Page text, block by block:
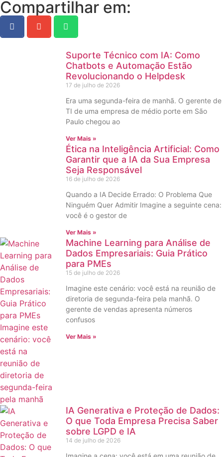
Compartilhar em:
Suporte Técnico com IA: Como
Chatbots e Automação Estão
Revolucionando o Helpdesk
17 de julho de 2026
Era uma segunda-feira de manhã. O gerente de
TI de uma empresa de médio porte em São
Paulo chegou ao
Ver Mais »
Ética na Inteligência Artificial: Como
Garantir que a IA da Sua Empresa
Seja Responsável
16 de julho de 2026
Quando a IA Decide Errado: O Problema Que
Ninguém Quer Admitir Imagine a seguinte cena:
você é o gestor de
Ver Mais »
Machine Learning para Análise de
Dados Empresariais: Guia Prático
para PMEs
15 de julho de 2026
Imagine este cenário: você está na reunião de
diretoria de segunda-feira pela manhã. O
gerente de vendas apresenta números
confusos
Ver Mais »
IA Generativa e Proteção de Dados:
O que Toda Empresa Precisa Saber
sobre LGPD e IA
14 de julho de 2026